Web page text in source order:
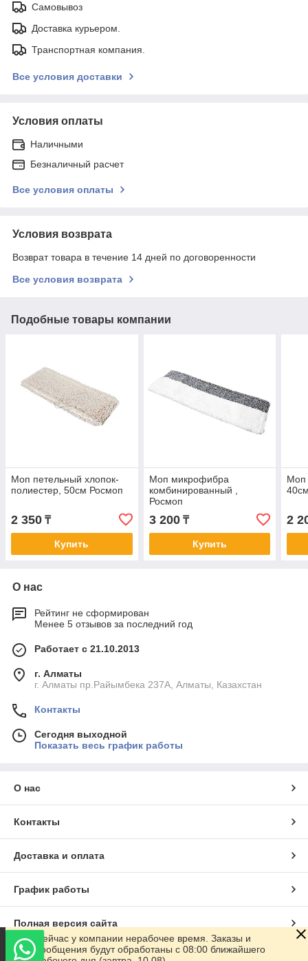
Самовывоз
Доставка курьером.
Транспортная компания.
Все условия доставки
Условия оплаты
Наличными
Безналичный расчет
Все условия оплаты
Условия возврата
Возврат товара в течение 14 дней по договоренности
Все условия возврата
Подобные товары компании
Моп петельный хлопок-
полиестер, 50см Росмоп
2 350 ₸
Купить
Моп микрофибра
комбинированный ,
Росмоп
3 200₸
Купить
Моп
2
О нас
Рейтинг не сформирован
Менее 5 отзывов за последний год
Работает с 21.10.2013
г. Алматы
г. Алматы пр.Райымбека 237А, Алматы, Казахстан
Контакты
Сегодня выходной
Показать весь график работы
О нас
Контакты
Доставка и оплата
График работы
Полная версия сайта
Сайт создан на маркетплейсеSatu.kz
Сейчас у компании нерабочее время. Заказы и
сообщения будут обработаны с 08:00 ближайшего